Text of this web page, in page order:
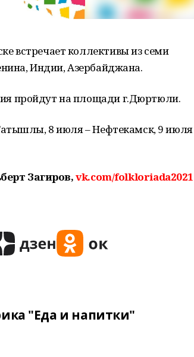
встречает коллективы из семи
Индии, Азербайджана.
пройдут на площади г.Дюртюли.
8 июля – Нефтекамск, 9 июля
Загиров,vk.com/folkloriada2021
"Еда и напитки"